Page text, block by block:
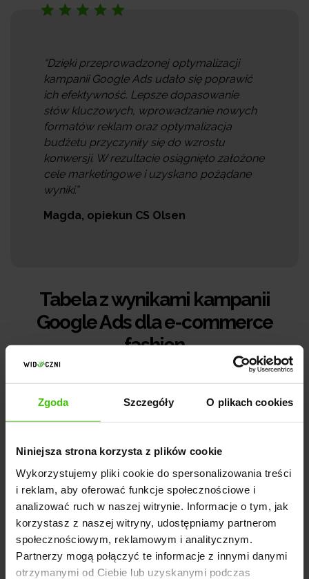
Zgoda Szczegóły O plikach cookies
Niniejsza strona korzysta z plików cookie
Wykorzystujemy pliki cookie do spersonalizowania treści
i reklam, aby oferować funkcje społecznościowe i
analizować ruch w naszej witrynie. Informacje o tym, jak
korzystasz z naszej witryny, udostępniamy partnerom
społecznościowym, reklamowym i analitycznym.
Partnerzy mogą połączyć te informacje z innymi danymi
otrzymanymi od Ciebie lub uzyskanymi podczas
“Dzięki przeprowadzonej optymalizacji
kampanii Google Ads udało się poprawić
ich efektywność. Lepsze dopasowanie
słów kluczowych, wprowadzanie nowych
formatów reklam oraz optymalizacja
budżetu przyczyniły się do wzrostu
konwersji. W rezultacie osiągnięto założone
cele marketingowe i uzyskano pożądane
wyniki.”
Magda, opiekun CS Olsen
Tabela z wynikami kampanii
Google Ads dla e-commerce
fashion
Wskaźnik
Wartość
ROAS
~30
ROAS (kolejne miesiące)
~26
Wyświetlenia
~20 000 000